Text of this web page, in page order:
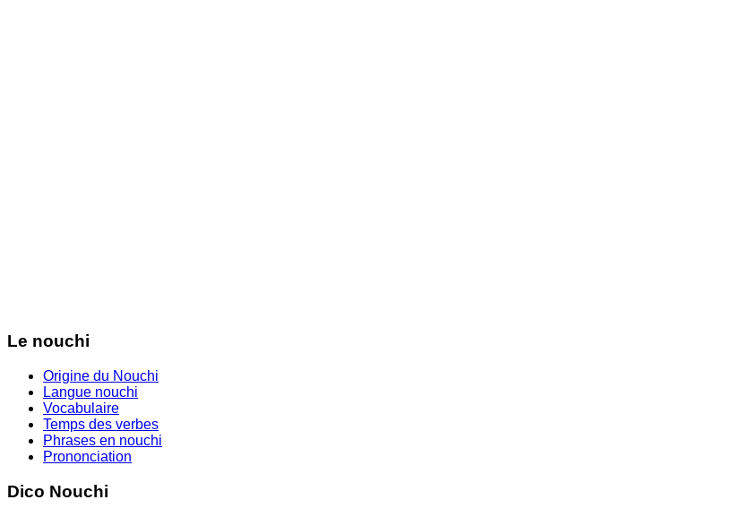
Le nouchi
Origine du Nouchi
Langue nouchi
Vocabulaire
Temps des verbes
Phrases en nouchi
Prononciation
Dico Nouchi